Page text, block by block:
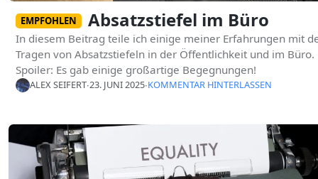
EMPFOHLEN Absatzstiefel im Büro
In diesem Beitrag teile ich einige meiner Erfahrungen mit
Tragen von Absatzstiefeln in der Öffentlichkeit und im Büro.
Spoiler: Es gab einige großartige Begegnungen!
ALEX SEIFERT∙23. JUNI 2025∙KOMMENTAR HINTERLASSEN